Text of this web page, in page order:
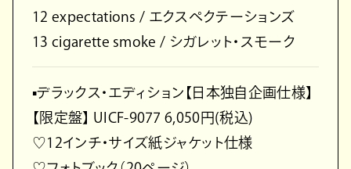
12 expectations / エクスペクテーションズ
13 cigarette smoke / シガレット・スモーク
▪️デラックス・エディション【日本独自企画仕様】
【限定盤】 UICF-9077 6,050円(税込)
♡12インチ・サイズ紙ジャケット仕様